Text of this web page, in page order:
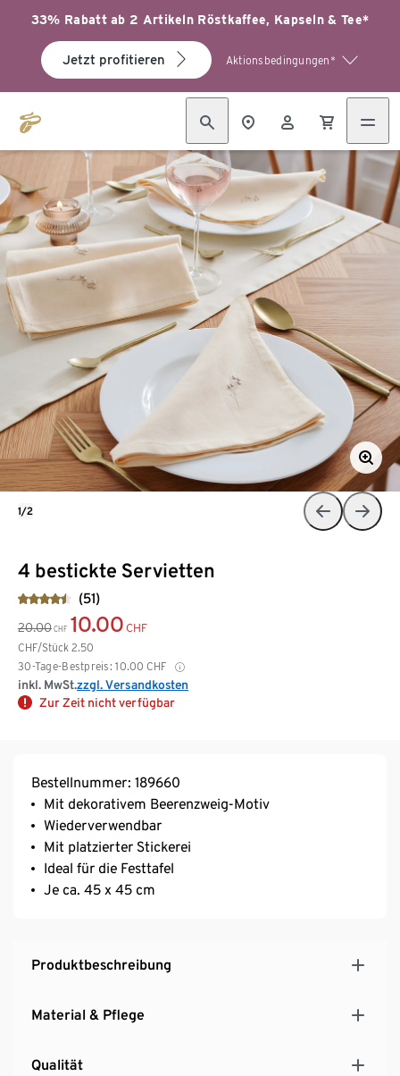
33% Rabatt ab 2 Artikeln Röstkaffee, Kapseln & Tee*
Jetzt profitieren Aktionsbedingungen*
4 bestickte Servietten
(51)
20.00 CHF 10.00 CHF
CHF/Stück 2.50
30-Tage-Bestpreis: 10.00 CHF
inkl. MwSt.zzgl. Versandkosten
Zur Zeit nicht verfügbar
1/2
Bestellnummer: 189660
Mit dekorativem Beerenzweig-Motiv
Wiederverwendbar
Mit platzierter Stickerei
Ideal für die Festtafel
Je ca. 45 x 45 cm
Produktbeschreibung
Material & Pflege
Qualität